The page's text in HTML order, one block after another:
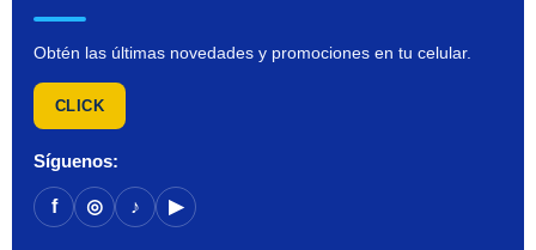
Obtén las últimas novedades y promociones en tu celular.
CLICK
Síguenos:
f ◎ ♪ ▶